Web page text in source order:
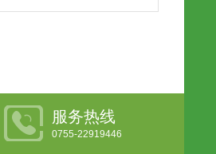
服务热线
0755-22919446